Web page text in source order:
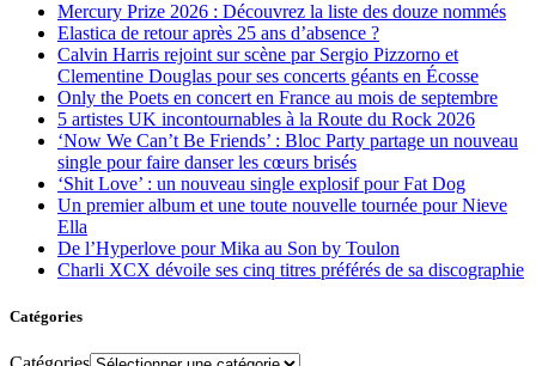
Mercury Prize 2026 : Découvrez la liste des douze nommés
Elastica de retour après 25 ans d’absence ?
Calvin Harris rejoint sur scène par Sergio Pizzorno et
Clementine Douglas pour ses concerts géants en Écosse
Only the Poets en concert en France au mois de septembre
5 artistes UK incontournables à la Route du Rock 2026
‘Now We Can’t Be Friends’ : Bloc Party partage un nouveau
single pour faire danser les cœurs brisés
‘Shit Love’ : un nouveau single explosif pour Fat Dog
Un premier album et une toute nouvelle tournée pour Nieve
Ella
De l’Hyperlove pour Mika au Son by Toulon
Charli XCX dévoile ses cinq titres préférés de sa discographie
Catégories